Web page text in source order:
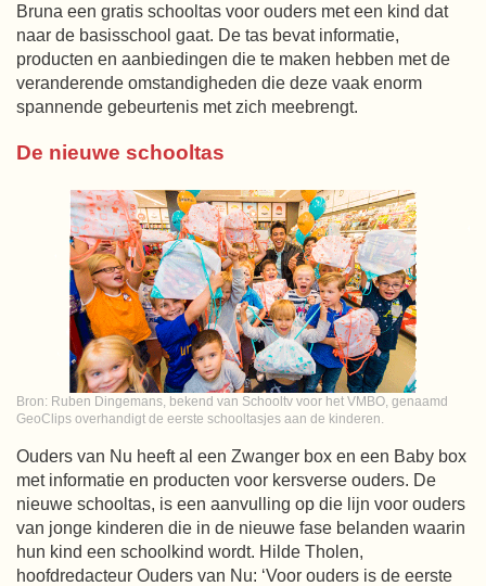
Bruna een gratis schooltas voor ouders met een kind dat
naar de basisschool gaat. De tas bevat informatie,
producten en aanbiedingen die te maken hebben met de
veranderende omstandigheden die deze vaak enorm
spannende gebeurtenis met zich meebrengt.
De nieuwe schooltas
Bron: Ruben Dingemans, bekend van Schooltv voor het VMBO, genaamd
GeoClips overhandigt de eerste schooltasjes aan de kinderen.
Ouders van Nu heeft al een Zwanger box en een Baby box
met informatie en producten voor kersverse ouders. De
nieuwe schooltas, is een aanvulling op die lijn voor ouders
van jonge kinderen die in de nieuwe fase belanden waarin
hun kind een schoolkind wordt. Hilde Tholen,
hoofdredacteur Ouders van Nu: ‘Voor ouders is de eerste